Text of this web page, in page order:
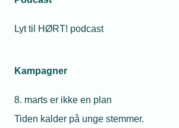
Lyt til HØRT! podcast
Kampagner
8. marts er ikke en plan
Tiden kalder på unge stemmer.
Politik & analyse